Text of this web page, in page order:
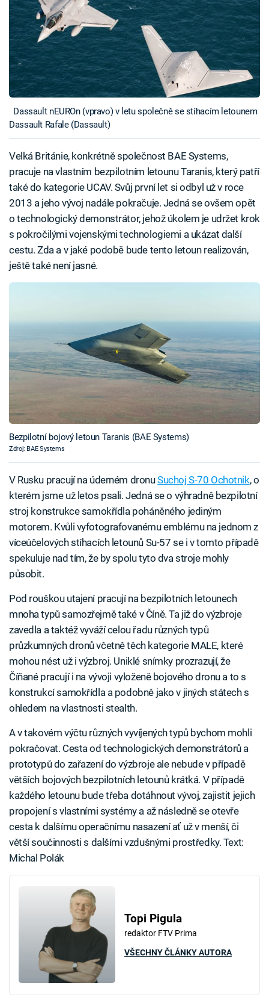
Dassault nEUROn (vpravo) v letu společně se stíhacím letounem
Dassault Rafale (Dassault)
Velká Británie, konkrétně společnost BAE Systems,
pracuje na vlastním bezpilotním letounu Taranis, který patří
také do kategorie UCAV. Svůj první let si odbyl už v roce
2013 a jeho vývoj nadále pokračuje. Jedná se ovšem opět
o technologický demonstrátor, jehož úkolem je udržet krok
s pokročilými vojenskými technologiemi a ukázat další
cestu. Zda a v jaké podobě bude tento letoun realizován,
ještě také není jasné.
Bezpilotní bojový letoun Taranis (BAE Systems)
Zdroj: BAE Systems
V Rusku pracují na úderném dronuSuchoj S-70 Ochotnik, o
kterém jsme už letos psali. Jedná se o výhradně bezpilotní
stroj konstrukce samokřídla poháněného jediným
motorem. Kvůli vyfotografovanému emblému na jednom z
víceúčelových stíhacích letounů Su-57 se i v tomto případě
spekuluje nad tím, že by spolu tyto dva stroje mohly
působit.
Pod rouškou utajení pracují na bezpilotních letounech
mnoha typů samozřejmě také v Číně. Ta již do výzbroje
zavedla a taktéž vyváží celou řadu různých typů
průzkumných dronů včetně těch kategorie MALE, které
mohou nést už i výzbroj. Uniklé snímky prozrazují, že
Číňané pracují i na vývoji vyloženě bojového dronu a to s
konstrukcí samokřídla a podobně jako v jiných státech s
ohledem na vlastnosti stealth.
A v takovém výčtu různých vyvíjených typů bychom mohli
pokračovat. Cesta od technologických demonstrátorů a
prototypů do zařazení do výzbroje ale nebude v případě
větších bojových bezpilotních letounů krátká. V případě
každého letounu bude třeba dotáhnout vývoj, zajistit jejich
propojení s vlastními systémy a až následně se otevře
cesta k dalšímu operačnímu nasazení ať už v menší, či
větší součinnosti s dalšími vzdušnými prostředky. Text:
Michal Polák
Topi Pigula
redaktor FTV Prima
VŠECHNY ČLÁNKY AUTORA